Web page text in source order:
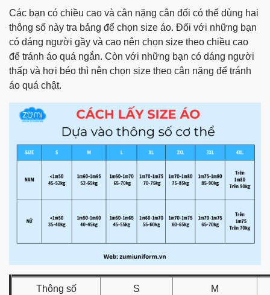
Các bạn có chiều cao và cân nặng cân đối có thể dùng hai
thông số này tra bảng để chọn size áo. Đối với những bạn
có dáng người gầy và cao nên chọn size theo chiều cao
để tránh áo quá ngắn. Còn với những bạn có dáng người
thấp và hơi béo thì nên chọn size theo cân nặng để tránh
áo quá chật.
Thông số S M